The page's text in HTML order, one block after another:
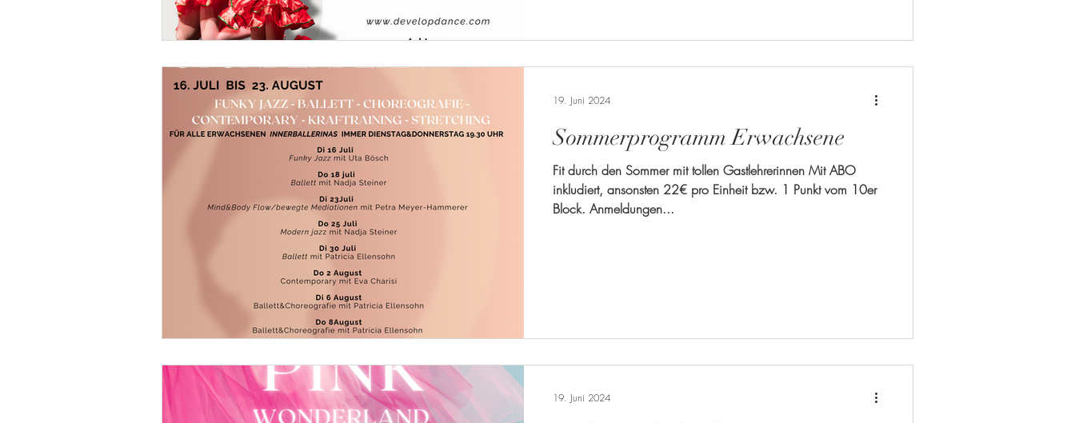
Sommerprogramm Erwachsene
Fit durch den Sommer mit tollen Gastlehrerinnen Mit ABO
inkludiert, ansonsten 22€ pro Einheit bzw. 1 Punkt vom 10er
Block. Anmeldungen...
19. Juni 2024
19. Juni 2024